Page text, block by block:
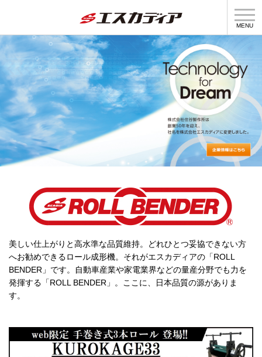
MENU
製品情報 製造部門
企業情報 採用情報
個人情報の取扱について
美しい仕上がりと高水準な品質維持。どれひとつ妥協できない方
へお勧めできるロール成形機。それがエスカディアの「ROLL
BENDER」です。自動車産業や家電業界などの量産分野でも力を
発揮する「ROLL BENDER」。ここに、日本品質の源がありま
す。